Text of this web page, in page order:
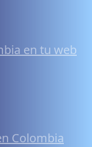
en tu web
Colombia